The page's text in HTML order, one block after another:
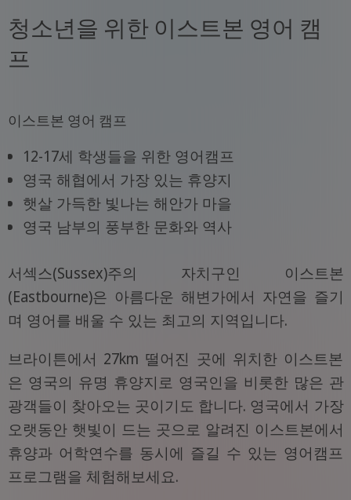
청소년을 위한 이스트본 영어 캠
프
이스트본 영어 캠프
12-17세 학생들을 위한 영어캠프
영국 해협에서 가장 있는 휴양지
햇살 가득한 빛나는 해안가 마을
영국 남부의 풍부한 문화와 역사
서섹스(Sussex)주의 자치구인 이스트본
(Eastbourne)은 아름다운 해변가에서 자연을 즐기
며 영어를 배울 수 있는 최고의 지역입니다.
브라이튼에서 27km 떨어진 곳에 위치한 이스트본
은 영국의 유명 휴양지로 영국인을 비롯한 많은 관
광객들이 찾아오는 곳이기도 합니다. 영국에서 가장
오랫동안 햇빛이 드는 곳으로 알려진 이스트본에서
휴양과 어학연수를 동시에 즐길 수 있는 영어캠프
프로그램을 체험해보세요.